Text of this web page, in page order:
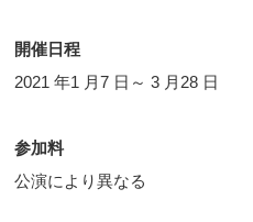
開催日程
2021 年1 月7 日～ 3 月28 日
参加料
公演により異なる